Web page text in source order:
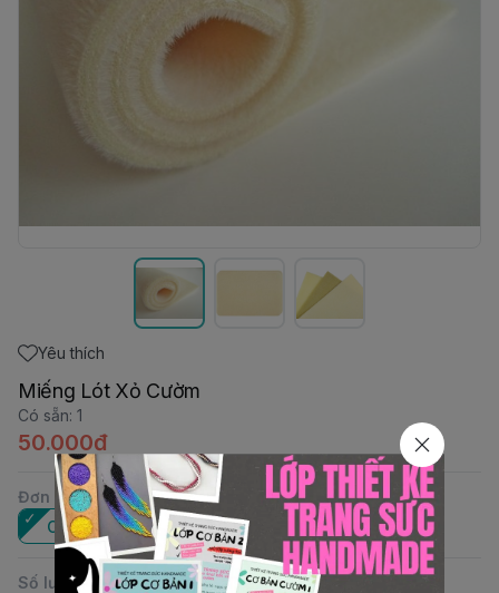
Yêu thích
Miếng Lót Xỏ Cườm
Có sẵn: 1
50.000đ
Đơn vị :
Cái
Số lượng